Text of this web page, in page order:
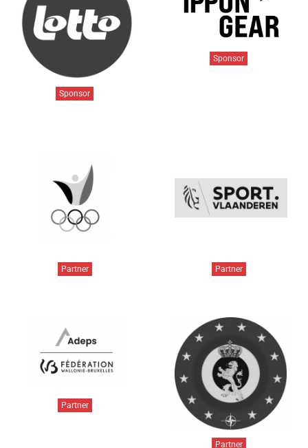
Sponsor
Sponsor
Partner Partner
Partner
Partner